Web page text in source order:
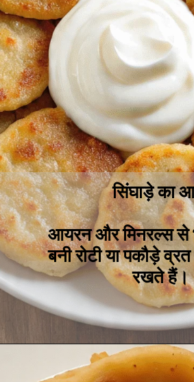
सिंघाड़े का
आयरन और मिनरल्स से
बनी रोटी या पकौड़े
रखते हैं।